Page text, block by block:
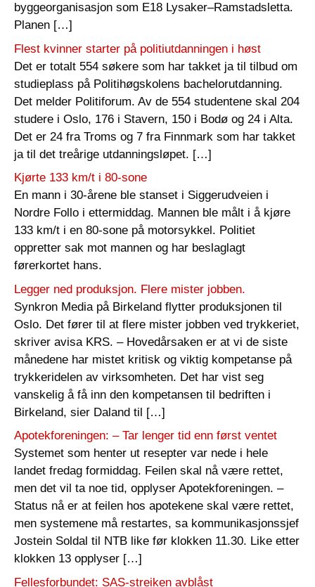
byggeorganisasjon som E18 Lysaker–Ramstadsletta.
Planen […]
Flest kvinner starter på politiutdanningen i høst
Det er totalt 554 søkere som har takket ja til tilbud om
studieplass på Politihøgskolens bachelorutdanning.
Det melder Politiforum. Av de 554 studentene skal 204
studere i Oslo, 176 i Stavern, 150 i Bodø og 24 i Alta.
Det er 24 fra Troms og 7 fra Finnmark som har takket
ja til det treårige utdanningsløpet. […]
Kjørte 133 km/t i 80-sone
En mann i 30-årene ble stanset i Siggerudveien i
Nordre Follo i ettermiddag. Mannen ble målt i å kjøre
133 km/t i en 80-sone på motorsykkel. Politiet
oppretter sak mot mannen og har beslaglagt
førerkortet hans.
Legger ned produksjon. Flere mister jobben.
Synkron Media på Birkeland flytter produksjonen til
Oslo. Det fører til at flere mister jobben ved trykkeriet,
skriver avisa KRS. – Hovedårsaken er at vi de siste
månedene har mistet kritisk og viktig kompetanse på
trykkeridelen av virksomheten. Det har vist seg
vanskelig å få inn den kompetansen til bedriften i
Birkeland, sier Daland til […]
Apotekforeningen: – Tar lenger tid enn først ventet
Systemet som henter ut resepter var nede i hele
landet fredag formiddag. Feilen skal nå være rettet,
men det vil ta noe tid, opplyser Apotekforeningen. –
Status nå er at feilen hos apotekene skal være rettet,
men systemene må restartes, sa kommunikasjonssjef
Jostein Soldal til NTB like før klokken 11.30. Like etter
klokken 13 opplyser […]
Fellesforbundet: SAS-streiken avblåst